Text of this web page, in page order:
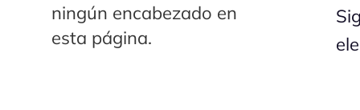
ningún encabezado en
esta página.